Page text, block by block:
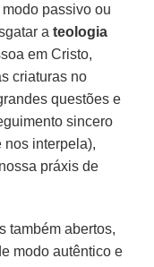
passivo ou
ateologia
em Cristo,
criaturas no
questões e
sincero
nos interpela),
práxis de
também abertos,
modo autêntico e